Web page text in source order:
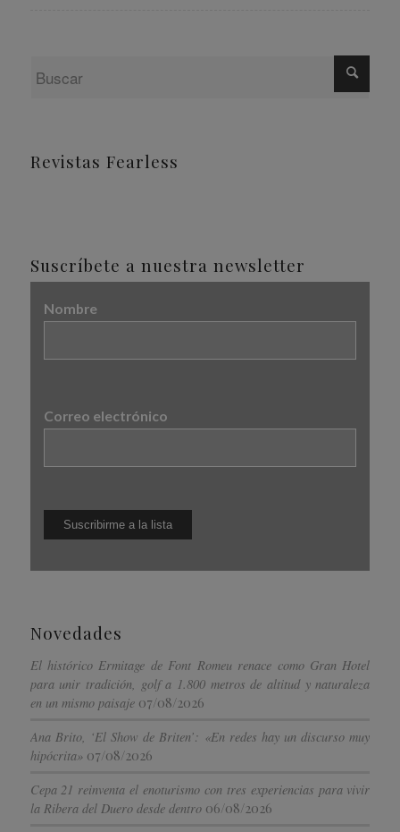
Revistas Fearless
Suscríbete a nuestra newsletter
Nombre
Correo electrónico
Novedades
El histórico Ermitage de Font Romeu renace como Gran Hotel
para unir tradición, golf a 1.800 metros de altitud y naturaleza
en un mismo paisaje 07/08/2026
Ana Brito, ‘El Show de Briten’: «En redes hay un discurso muy
hipócrita» 07/08/2026
Cepa 21 reinventa el enoturismo con tres experiencias para vivir
la Ribera del Duero desde dentro 06/08/2026